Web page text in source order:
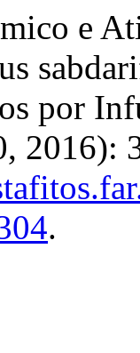
e
por
2016):
.